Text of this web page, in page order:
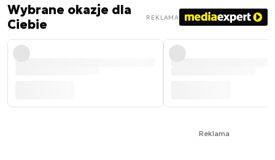
Wybrane okazje dla
Ciebie
REKLAMA
Reklama